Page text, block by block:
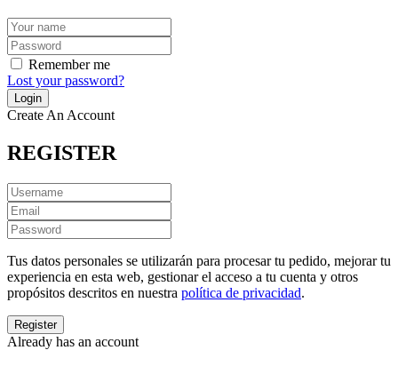
Remember me
Lost your password?
Create An Account
REGISTER
Tus datos personales se utilizarán para procesar tu pedido, mejorar tu
experiencia en esta web, gestionar el acceso a tu cuenta y otros
propósitos descritos en nuestra política de privacidad.
Already has an account